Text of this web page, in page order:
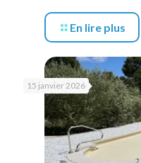
En lire plus
15 janvier 2026